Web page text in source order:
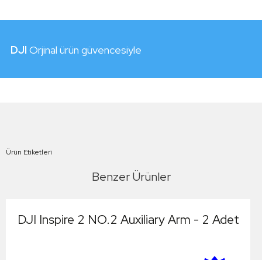
DJI Orjinal ürün güvencesiyle
Ürün Etiketleri
Benzer Ürünler
DJI Inspire 2 NO.2 Auxiliary Arm - 2 Adet